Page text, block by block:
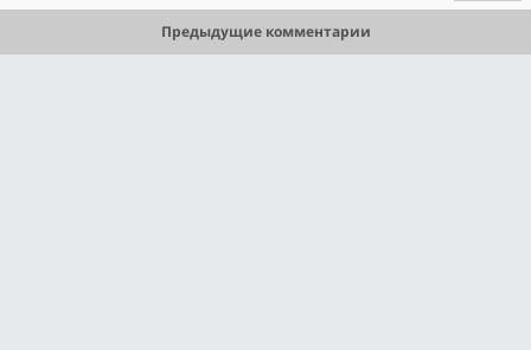
Предыдущие комментарии